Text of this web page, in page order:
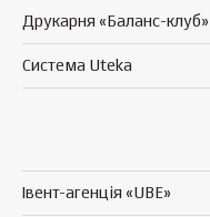
Друкарня «Баланс-клуб»
Система Uteka
Івент-агенція «UBE»